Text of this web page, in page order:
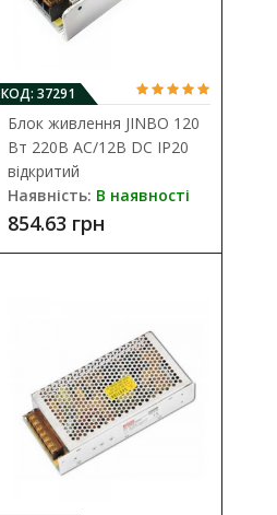
ДО КОШИКА
В порівняння
В закладки
КОД: 37291
Блок живлення JINBO 120
Вт 220В AC/12В DC IP20
відкритий
Наявність: В наявності
854.63 грн